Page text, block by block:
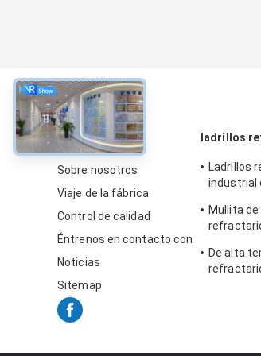
Sobre
Sobre nosotros
Viaje de la fábrica
Control de calidad
Éntrenos en contacto con
Noticias
Sitemap
ladrillos
Ladrillos
industrial
Mullita
silimanita
De alta